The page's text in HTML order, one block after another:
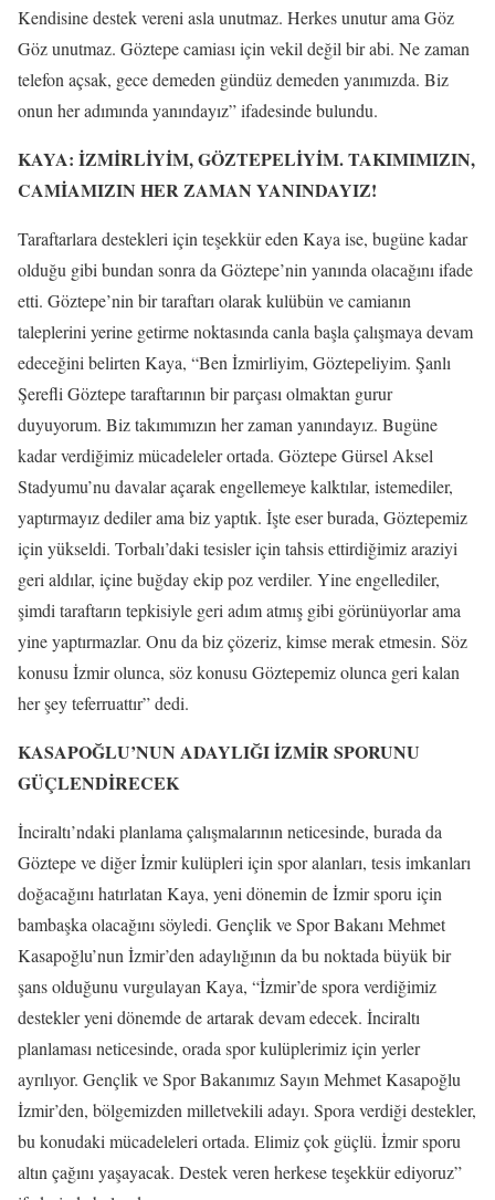
Kendisine destek vereni asla unutmaz. Herkes unutur ama Göz
Göz unutmaz. Göztepe camiası için vekil değil bir abi. Ne zaman
telefon açsak, gece demeden gündüz demeden yanımızda. Biz
onun her adımında yanındayız” ifadesinde bulundu.
KAYA: İZMİRLİYİM, GÖZTEPELİYİM. TAKIMIMIZIN,
CAMİAMIZIN HER ZAMAN YANINDAYIZ!
Taraftarlara destekleri için teşekkür eden Kaya ise, bugüne kadar
olduğu gibi bundan sonra da Göztepe’nin yanında olacağını ifade
etti. Göztepe’nin bir taraftarı olarak kulübün ve camianın
taleplerini yerine getirme noktasında canla başla çalışmaya devam
edeceğini belirten Kaya, “Ben İzmirliyim, Göztepeliyim. Şanlı
Şerefli Göztepe taraftarının bir parçası olmaktan gurur
duyuyorum. Biz takımımızın her zaman yanındayız. Bugüne
kadar verdiğimiz mücadeleler ortada. Göztepe Gürsel Aksel
Stadyumu’nu davalar açarak engellemeye kalktılar, istemediler,
yaptırmayız dediler ama biz yaptık. İşte eser burada, Göztepemiz
için yükseldi. Torbalı’daki tesisler için tahsis ettirdiğimiz araziyi
geri aldılar, içine buğday ekip poz verdiler. Yine engellediler,
şimdi taraftarın tepkisiyle geri adım atmış gibi görünüyorlar ama
yine yaptırmazlar. Onu da biz çözeriz, kimse merak etmesin. Söz
konusu İzmir olunca, söz konusu Göztepemiz olunca geri kalan
her şey teferruattır” dedi.
KASAPOĞLU’NUN ADAYLIĞI İZMİR SPORUNU
GÜÇLENDİRECEK
İnciraltı’ndaki planlama çalışmalarının neticesinde, burada da
Göztepe ve diğer İzmir kulüpleri için spor alanları, tesis imkanları
doğacağını hatırlatan Kaya, yeni dönemin de İzmir sporu için
bambaşka olacağını söyledi. Gençlik ve Spor Bakanı Mehmet
Kasapoğlu’nun İzmir’den adaylığının da bu noktada büyük bir
şans olduğunu vurgulayan Kaya, “İzmir’de spora verdiğimiz
destekler yeni dönemde de artarak devam edecek. İnciraltı
planlaması neticesinde, orada spor kulüplerimiz için yerler
ayrılıyor. Gençlik ve Spor Bakanımız Sayın Mehmet Kasapoğlu
İzmir’den, bölgemizden milletvekili adayı. Spora verdiği destekler,
bu konudaki mücadeleleri ortada. Elimiz çok güçlü. İzmir sporu
altın çağını yaşayacak. Destek veren herkese teşekkür ediyoruz”